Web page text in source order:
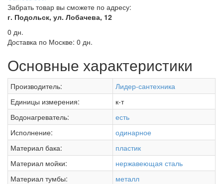
Забрать товар вы сможете по адресу:
г. Подольск, ул. Лобачева, 12
0 дн.
Доставка по Москве: 0 дн.
Основные характеристики
Производитель:
Лидер-сантехника
Единицы измерения:
к-т
Водонагреватель:
есть
Исполнение:
одинарное
Материал бака:
пластик
Материал мойки:
нержавеющая сталь
Материал тумбы:
металл